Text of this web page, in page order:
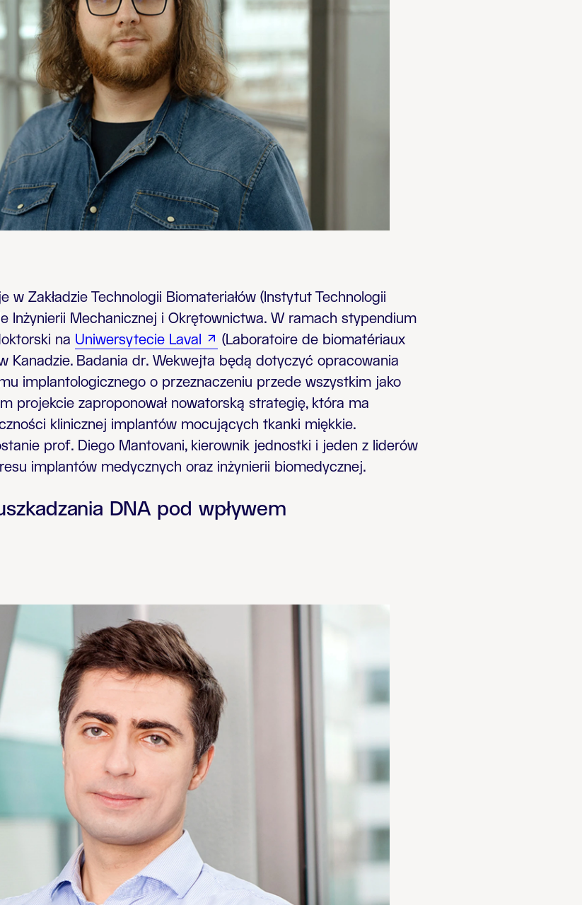
w Zakładzie Technologii Biomateriałów (Instytut Technologii
Inżynierii Mechanicznej i Okrętownictwa. W ramach stypendium
na Uniwersytecie Laval (Laboratoire de biomatériaux
Kanadzie. Badania dr. Wekwejta będą dotyczyć opracowania
implantologicznego o przeznaczeniu przede wszystkim jako
projekcie zaproponował nowatorską strategię, która ma
klinicznej implantów mocujących tkanki miękkie.
prof. Diego Mantovani, kierownik jednostki i jeden z liderów
implantów medycznych oraz inżynierii biomedycznej.
DNA pod wpływem